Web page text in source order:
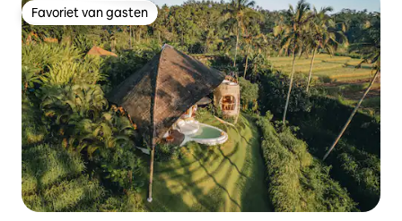
Favoriet van gasten
Favoriet van gasten